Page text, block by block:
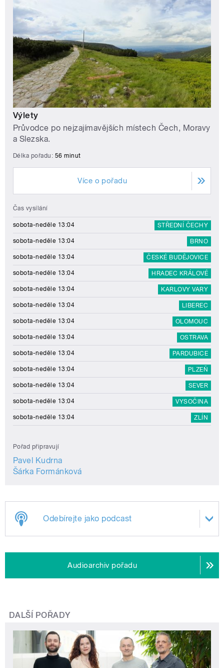
Výlety
Průvodce po nejzajímavějších místech Čech, Moravy
a Slezska.
Délka pořadu: 56 minut
Více o pořadu
Čas vysílání
sobota-neděle 13:04 STŘEDNÍ ČECHY
sobota-neděle 13:04 BRNO
sobota-neděle 13:04 ČESKÉ BUDĚJOVICE
sobota-neděle 13:04 HRADEC KRÁLOVÉ
sobota-neděle 13:04 KARLOVY VARY
sobota-neděle 13:04 LIBEREC
sobota-neděle 13:04 OLOMOUC
sobota-neděle 13:04 OSTRAVA
sobota-neděle 13:04 PARDUBICE
sobota-neděle 13:04 PLZEŇ
sobota-neděle 13:04 SEVER
sobota-neděle 13:04 VYSOČINA
sobota-neděle 13:04 ZLÍN
Pořad připravují
Pavel Kudrna
Šárka Formánková
Odebírejte jako podcast
Audioarchiv pořadu
DALŠÍ POŘADY